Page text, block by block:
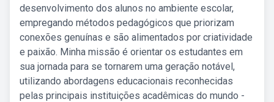
desenvolvimento dos alunos no ambiente escolar,
empregando métodos pedagógicos que priorizam
conexões genuínas e são alimentados por criatividade
e paixão. Minha missão é orientar os estudantes em
sua jornada para se tornarem uma geração notável,
utilizando abordagens educacionais reconhecidas
pelas principais instituições acadêmicas do mundo -